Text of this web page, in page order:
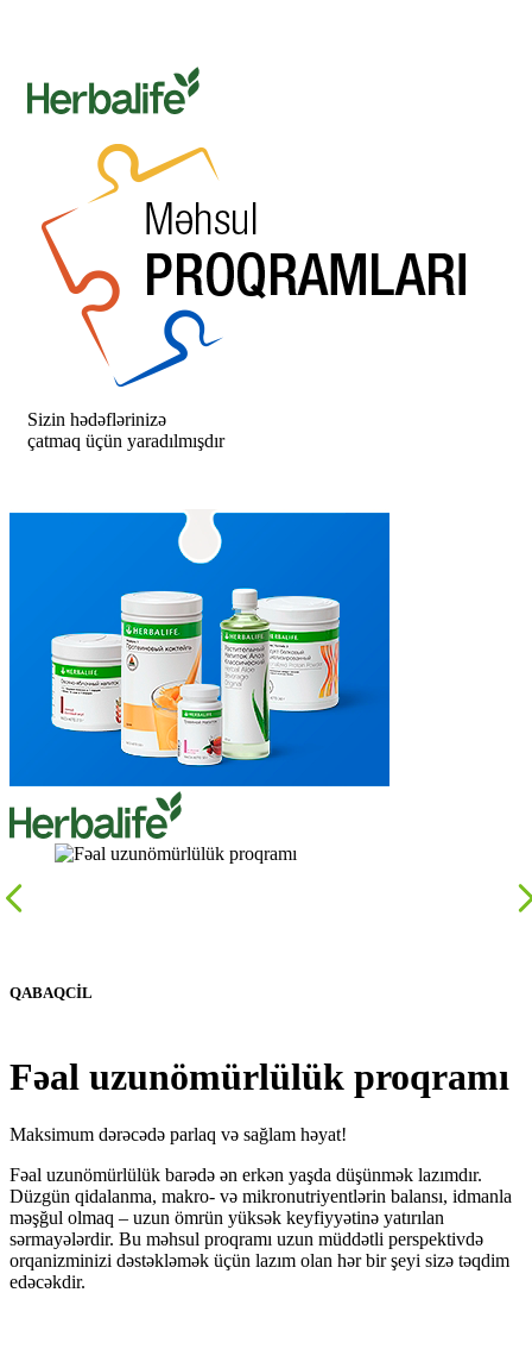
Sizin hədəflərinizə
çatmaq üçün yaradılmışdır
QABAQCİL
Fəal uzunömürlülük proqramı
Maksimum dərəcədə parlaq və sağlam həyat!
Fəal uzunömürlülük barədə ən erkən yaşda düşünmək lazımdır.
Düzgün qidalanma, makro- və mikronutriyentlərin balansı, idmanla
məşğul olmaq – uzun ömrün yüksək keyfiyyətinə yatırılan
sərmayələrdir. Bu məhsul proqramı uzun müddətli perspektivdə
orqanizminizi dəstəkləmək üçün lazım olan hər bir şeyi sizə təqdim
edəcəkdir.